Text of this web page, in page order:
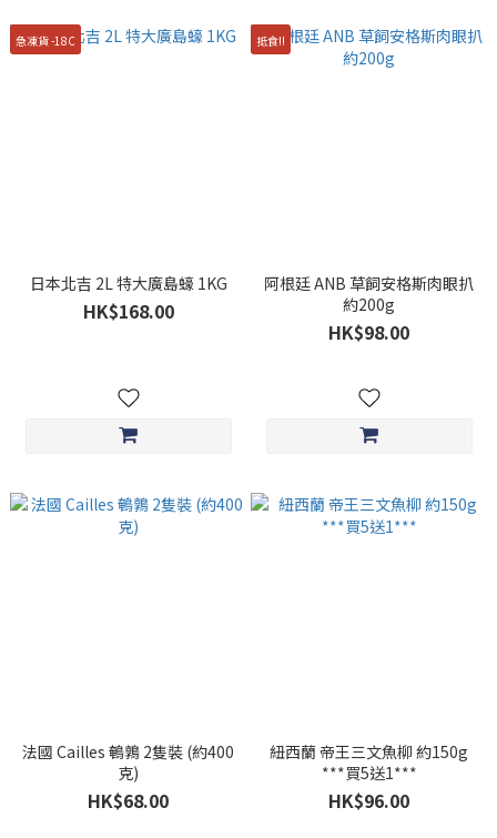
急凍貨 -18C
日本北吉 2L 特大廣島蠔 1KG
HK$168.00
抵食!!
阿根廷 ANB 草飼安格斯肉眼扒
約200g
HK$98.00
法國 Cailles 鵪鶉 2隻裝 (約400
克)
HK$68.00
紐西蘭 帝王三文魚柳 約150g
***買5送1***
HK$96.00